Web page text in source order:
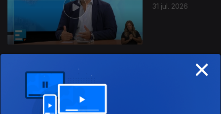
31 jul. 2026
×